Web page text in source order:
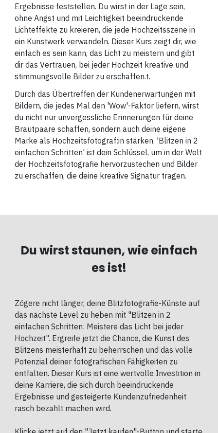
Ergebnisse feststellen. Du wirst in der Lage sein,
ohne Angst und mit Leichtigkeit beeindruckende
Lichteffekte zu kreieren, die jede Hochzeitsszene in
ein Kunstwerk verwandeln. Dieser Kurs zeigt dir, wie
einfach es sein kann, das Licht zu meistern und gibt
dir das Vertrauen, bei jeder Hochzeit kreative und
stimmungsvolle Bilder zu erschaffen.t.
Durch das Übertreffen der Kundenerwartungen mit
Bildern, die jedes Mal den 'Wow'-Faktor liefern, wirst
du nicht nur unvergessliche Erinnerungen für deine
Brautpaare schaffen, sondern auch deine eigene
Marke als Hochzeitsfotograf:in stärken. 'Blitzen in 2
einfachen Schritten' ist dein Schlüssel, um in der Welt
der Hochzeitsfotografie hervorzustechen und Bilder
zu erschaffen, die deine kreative Signatur tragen.
Du wirst staunen, wie einfach
es ist!
Zögere nicht länger, deine Blitzfotografie-Künste auf
das nächste Level zu heben mit "Blitzen in 2
einfachen Schritten: Meistere das Licht bei jeder
Hochzeit". Ergreife jetzt die Chance, die Kunst des
Blitzens meisterhaft zu beherrschen und das volle
Potenzial deiner fotografischen Fähigkeiten zu
entfalten. Dieser Kurs ist eine wertvolle Investition in
deine Karriere, die sich durch beeindruckende
Ergebnisse und gesteigerte Kundenzufriedenheit
rasch bezahlt machen wird.